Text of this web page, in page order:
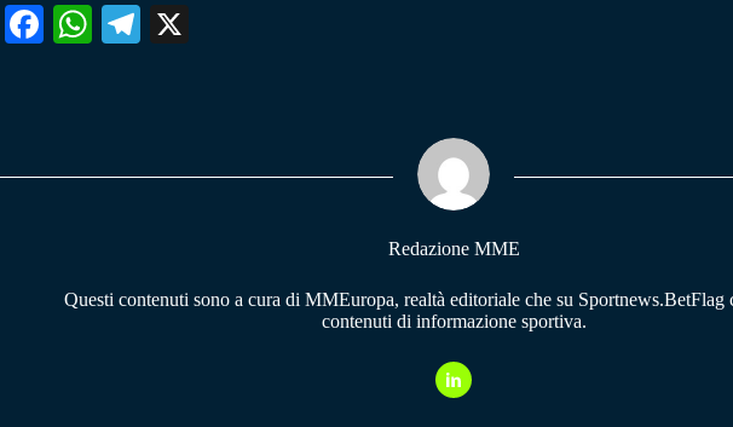
Fa W
pp
Te
m
Redazione MME
Questi contenuti sono a cura di MMEuropa, realtà editoriale che su Sportnews.BetFlag
contenuti di informazione sportiva.